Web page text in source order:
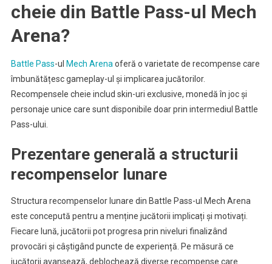
cheie din Battle Pass-ul Mech
Arena?
Battle Pass-ul Mech Arenaoferă o varietate de recompense care
îmbunătățesc gameplay-ul și implicarea jucătorilor.
Recompensele cheie includ skin-uri exclusive, monedă în joc și
personaje unice care sunt disponibile doar prin intermediul Battle
Pass-ului.
Prezentare generală a structurii
recompenselor lunare
Structura recompenselor lunare din Battle Pass-ul Mech Arena
este concepută pentru a menține jucătorii implicați și motivați.
Fiecare lună, jucătorii pot progresa prin niveluri finalizând
provocări și câștigând puncte de experiență. Pe măsură ce
jucătorii avansează, deblochează diverse recompense care